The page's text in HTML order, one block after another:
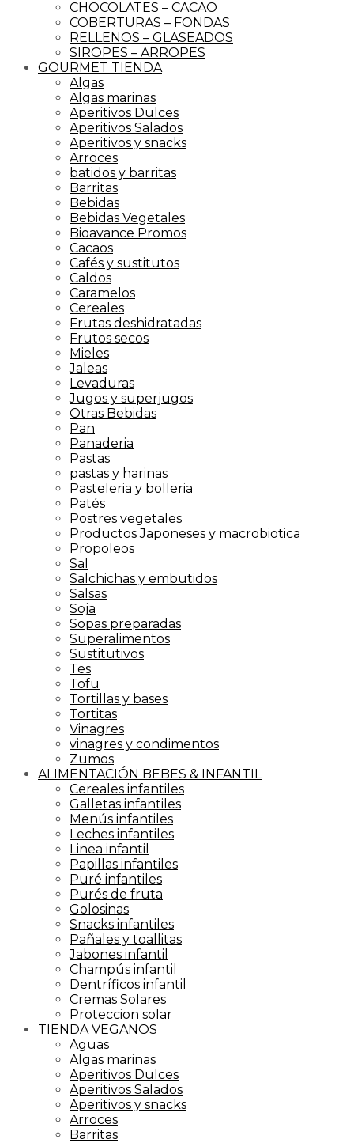
CHOCOLATES – CACAO
COBERTURAS – FONDAS
RELLENOS – GLASEADOS
SIROPES – ARROPES
GOURMET TIENDA
Algas
Algas marinas
Aperitivos Dulces
Aperitivos Salados
Aperitivos y snacks
Arroces
batidos y barritas
Barritas
Bebidas
Bebidas Vegetales
Bioavance Promos
Cacaos
Cafés y sustitutos
Caldos
Caramelos
Cereales
Frutas deshidratadas
Frutos secos
Mieles
Jaleas
Levaduras
Jugos y superjugos
Otras Bebidas
Pan
Panaderia
Pastas
pastas y harinas
Pasteleria y bolleria
Patés
Postres vegetales
Productos Japoneses y macrobiotica
Propoleos
Sal
Salchichas y embutidos
Salsas
Soja
Sopas preparadas
Superalimentos
Sustitutivos
Tes
Tofu
Tortillas y bases
Tortitas
Vinagres
vinagres y condimentos
Zumos
ALIMENTACIÓN BEBES & INFANTIL
Cereales infantiles
Galletas infantiles
Menús infantiles
Leches infantiles
Linea infantil
Papillas infantiles
Puré infantiles
Purés de fruta
Golosinas
Snacks infantiles
Pañales y toallitas
Jabones infantil
Champús infantil
Dentríficos infantil
Cremas Solares
Proteccion solar
TIENDA VEGANOS
Aguas
Algas marinas
Aperitivos Dulces
Aperitivos Salados
Aperitivos y snacks
Arroces
Barritas